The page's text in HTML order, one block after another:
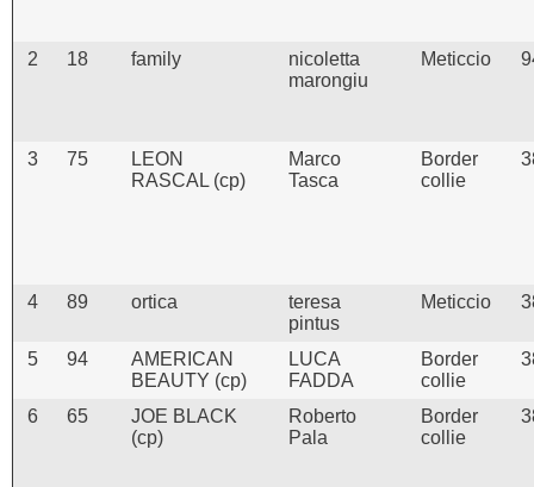
2 18 family
nicoletta
marongiu
Meticcio
3 75
LEON
RASCAL (cp)
Marco
Tasca
Border
collie
4 89 ortica
teresa
pintus
Meticcio
5 94
AMERICAN
BEAUTY (cp)
LUCA
FADDA
Border
collie
6 65
JOE BLACK
(cp)
Roberto
Pala
Border
collie